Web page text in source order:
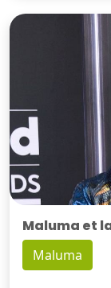
Maluma et
Maluma